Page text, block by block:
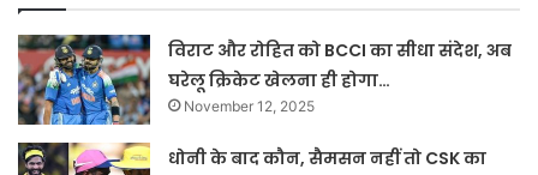
विराट और रोहित को BCCI का सीधा संदेश, अब
घरेलू क्रिकेट खेलना ही होगा…
November 12, 2025
धोनी के बाद कौन, सैमसन नहीं तो CSK का